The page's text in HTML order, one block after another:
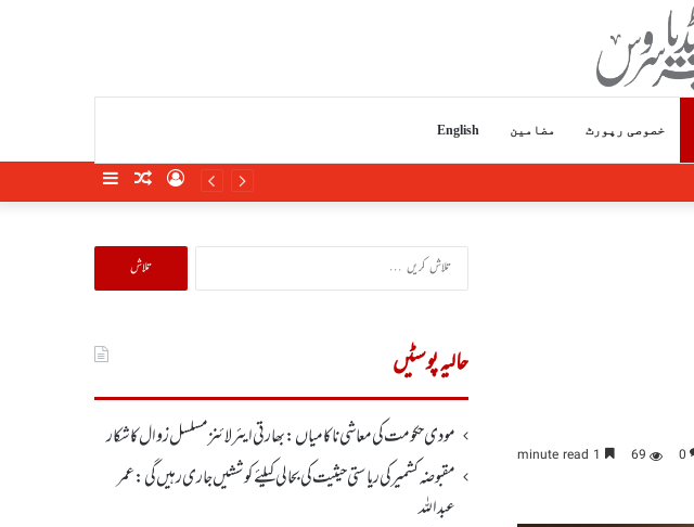
خصوصی رپورٹ مضامین English
SidebarRandomLog
0
69
تلاش
کریں
حالیہ پوسٹیں
مودی حکومت کی معاشی ناکامیاں: بھارتی ایئرلائنز مسلسل زوال کا شکار
مقبوضہ کشمیر کی ریاستی حیثیت کی بحالی کیلئے کوششیں جاری رہیں گی: عمر
عبداللہ